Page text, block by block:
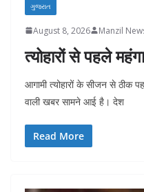
ગુજરાત
August 8, 2026 Manzil
त्योहारों से पहले
आगामी त्योहारों के सीजन से
वाली खबर सामने आई है। देश
Read More